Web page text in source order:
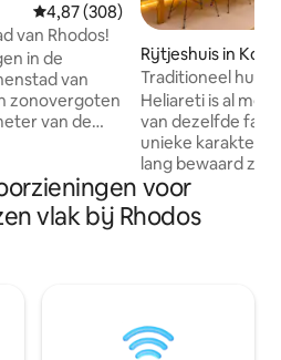
Gemiddelde beoordeling van
4,87 (308)
van Rhodos!
in de
van
zonovergoten
van de
in 2005
onder de
afdeling
kerk
van
Rijtjeshuis in
Traditioneel huis
Heliareti is al
van dezelfde
unieke karakter
lang bewaard zijn
werd het huis
een
architecten en
KAMARIKON
authentiek
voor
vlak bij Rhodos